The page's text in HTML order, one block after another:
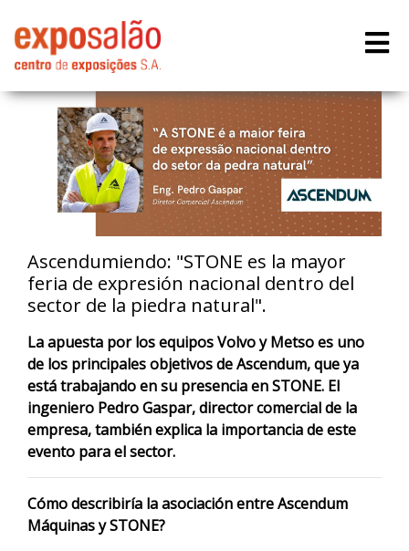
Ascendumiendo: "STONE es la mayor
feria de expresión nacional dentro del
sector de la piedra natural".
La apuesta por los equipos Volvo y Metso es uno
de los principales objetivos de Ascendum, que ya
está trabajando en su presencia en STONE. El
ingeniero Pedro Gaspar, director comercial de la
empresa, también explica la importancia de este
evento para el sector.
Cómo describiría la asociación entre Ascendum
Máquinas y STONE?